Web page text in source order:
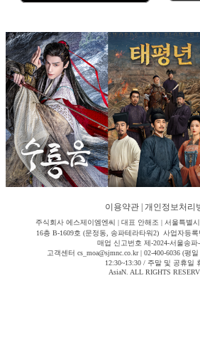
이용약관 개인정보처리
주식회사 에스제이엠엔씨 | 대표 안해조 | 서울특별
16층 B-1609호 (문정동, 송파테라타워2) 사업자등록
매업 신고번호 제-2024-서울송파-
고객센터 cs_moa@sjmnc.co.kr | 02-400-6036 (평
12:30~13:30 / 주말 및 공휴일
AsiaN. ALL RIGHTS